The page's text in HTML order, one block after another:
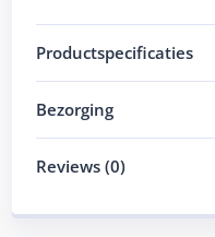
Productspecificaties
Bezorging
Reviews (0)